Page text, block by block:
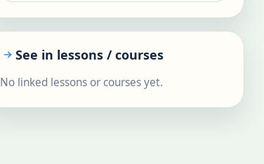
See in lessons / courses
No linked lessons or courses yet.